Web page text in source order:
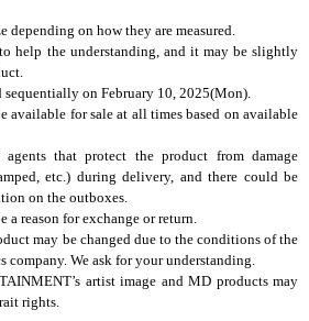
depending on how they are measured.
help the understanding, and it may be slightly
on February 10, 2025(Mon).
available for sale at all times based on available
that protect the product from damage
etc.) during delivery, and there could be
on the outboxes.
a reason for exchange or return.
may be changed due to the conditions of the
company. We ask for your understanding.
artist image and MD products may
rights.